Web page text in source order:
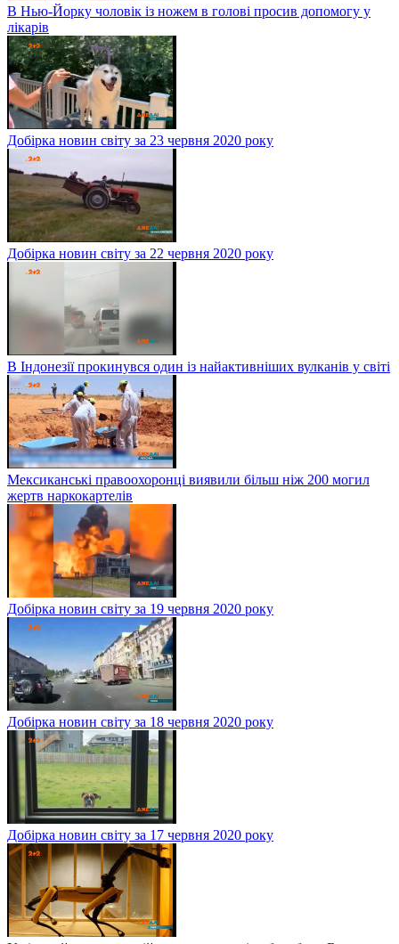
В Нью-Йорку чоловік із ножем в голові просив допомогу у
лікарів
Добірка новин світу за 23 червня 2020 року
Добірка новин світу за 22 червня 2020 року
В Індонезії прокинувся один із найактивніших вулканів у світі
Мексиканські правоохоронці виявили більш ніж 200 могил
жертв наркокартелів
Добірка новин світу за 19 червня 2020 року
Добірка новин світу за 18 червня 2020 року
Добірка новин світу за 17 червня 2020 року